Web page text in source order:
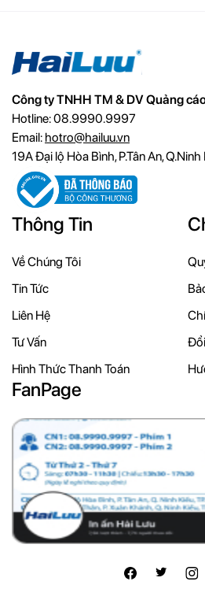
Công ty TNHH TM & DV Quảng
Hotline: 08.9990.9997
Email: hotro@hailuu.vn
19A Đại lộ Hòa Bình, P.Tân An, Q.Ninh
Thông Tin
Về Chúng Tôi
Tin Tức
Liên Hệ
Tư Vấn
Hình Thức Thanh Toán
FanPage